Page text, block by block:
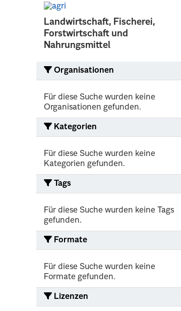
Landwirtschaft, Fischerei,
Forstwirtschaft und
Nahrungsmittel
Organisationen
Für diese Suche wurden keine
Organisationen gefunden.
Kategorien
Für diese Suche wurden keine
Kategorien gefunden.
Tags
Für diese Suche wurden keine Tags
gefunden.
Formate
Für diese Suche wurden keine
Formate gefunden.
Lizenzen